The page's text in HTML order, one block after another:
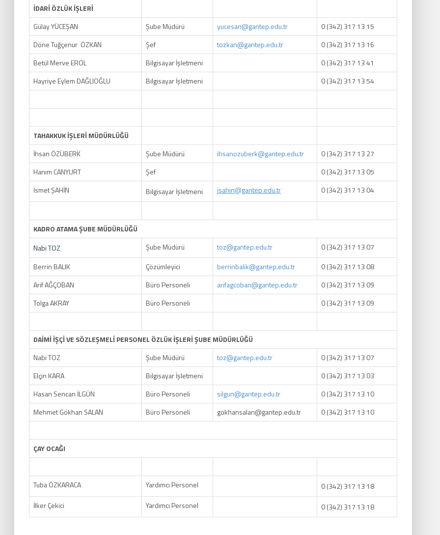
İDARİ ÖZLÜK İŞLERİ
Gülay YÜCEŞAN
Şube Müdürü yucesan@gantep.edu.tr
0 (342) 317 13 15
Döne Tuğçenur ÖZKAN
Şef tozkan@gantep.edu.tr
0 (342) 317 13 16
Betül Merve EROL
Bilgisayar İşletmeni
0 (342) 317 13 41
Hayriye Eylem DAĞLIOĞLU
Bilgisayar İşletmeni 0 (342) 317 13 54
TAHAKKUK İŞLERİ MÜDÜRLÜĞÜ
İhsan ÖZÜBERK
Şube Müdürü ihsanozuberk@gantep.edu.tr
0 (342) 317 13 27
Hanım CANYURT
Şef
0 (342) 317 13 05
İsmet ŞAHİN
Bilgisayar İşletmeni isahin@gantep.edu.tr 0 (342) 317 13 04
KADRO ATAMA ŞUBE MÜDÜRLÜĞÜ
Nabi TOZ
Şube Müdürü toz@gantep.edu.tr
0 (342) 317 13 07
Berrin BALIK
Çözümleyici berrinbalik@gantep.edu.tr
0 (342) 317 13 08
Arif AĞÇOBAN
Büro Personeli arifagcoban@gantep.edu.tr
0 (342) 317 13 09
Tolga AKRAY
Büro Personeli 0 (342) 317 13 09
DAİMİ İŞÇİ VE SÖZLEŞMELİ PERSONEL ÖZLÜK İŞLERİ ŞUBE MÜDÜRLÜĞÜ
Nabi TOZ
Şube Müdürü toz@gantep.edu.tr
0 (342) 317 13 07
Elçin KARA
Bilgisayar İşletmeni
0 (342) 317 13 03
Hasan Sencan İLGÜN
Büro Personeli silgun@gantep.edu.tr
0 (342) 317 13 10
Mehmet Gökhan SALAN
Büro Personeli gokhansalan@gantep.edu.tr 0 (342) 317 13 10
ÇAY OCAĞI
Tuba ÖZKARACA Yardımcı Personel
0 (342) 317 13 18
İlker Çekici
Yardımcı Personel 0 (342) 317 13 18